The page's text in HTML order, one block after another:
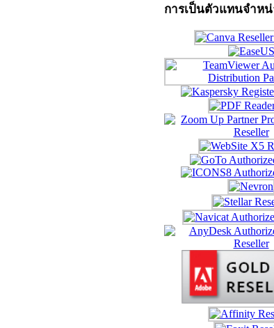
การเป็นตัวแทนจำห